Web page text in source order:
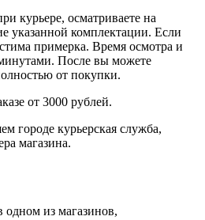
курьере, осматриваете на
указанной комплектации. Если
примерка. Время осмотра и
После вы можете
от покупки.
от 3000 рублей.
городе курьерская служба,
магазина.
одном из магазинов,